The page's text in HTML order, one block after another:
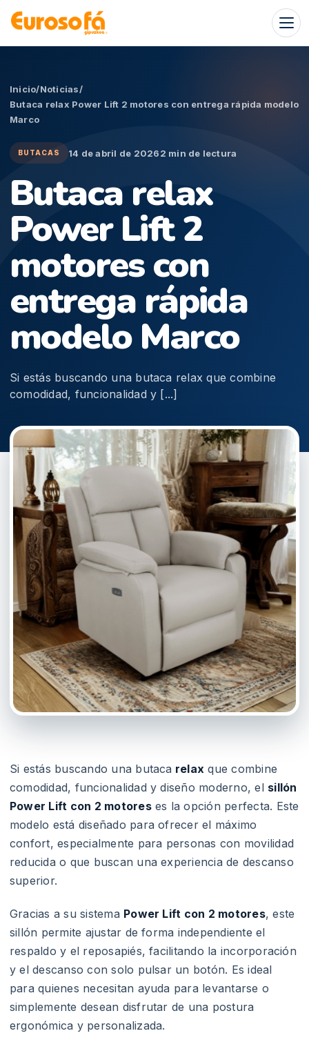
Skip
content
Inicio/Noticias/
Butaca relax Power Lift 2 motores con entrega rápida modelo
Marco
BUTACAS 14 de abril de 20262 min de lectura
Butaca relax
Power Lift 2
motores con
entrega rápida
modelo Marco
Si estás buscando una butaca relax que combine
comodidad, funcionalidad y [...]
Si estás buscando una butaca relax que combine
comodidad, funcionalidad y diseño moderno, el sillón
Power Lift con 2 motoreses la opción perfecta. Este
modelo está diseñado para ofrecer el máximo
confort, especialmente para personas con movilidad
reducida o que buscan una experiencia de descanso
superior.
Gracias a su sistema Power Lift con 2 motores, este
sillón permite ajustar de forma independiente el
respaldo y el reposapiés, facilitando la incorporación
y el descanso con solo pulsar un botón. Es ideal
para quienes necesitan ayuda para levantarse o
simplemente desean disfrutar de una postura
ergonómica y personalizada.